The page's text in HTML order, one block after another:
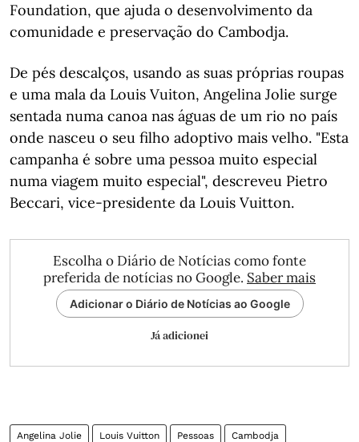
Foundation, que ajuda o desenvolvimento da
comunidade e preservação do Cambodja.
De pés descalços, usando as suas próprias roupas
e uma mala da Louis Vuiton, Angelina Jolie surge
sentada numa canoa nas águas de um rio no país
onde nasceu o seu filho adoptivo mais velho. "Esta
campanha é sobre uma pessoa muito especial
numa viagem muito especial", descreveu Pietro
Beccari, vice-presidente da Louis Vuitton.
Escolha o Diário de Notícias como fonte
preferida de notícias no Google. Saber mais
Adicionar o Diário de Notícias ao Google
Já adicionei
Angelina Jolie Louis Vuitton Pessoas Cambodja